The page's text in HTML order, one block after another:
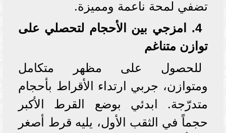
تضفي لمحة ناعمة ومميزة.
4. امزجي بين الأحجام لتحصلي على
توازن متناغم
للحصول على مظهر متكامل
ومتوازن، جربي ارتداء الأقراط بأحجام
متدرّجة. ابدئي بوضع القرط الأكبر
حجماً في الثقب الأول، يليه قرط أصغر